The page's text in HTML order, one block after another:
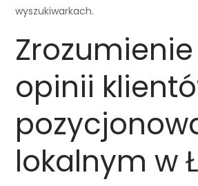
wyszukiwarkach.
opinii
lokalnym w